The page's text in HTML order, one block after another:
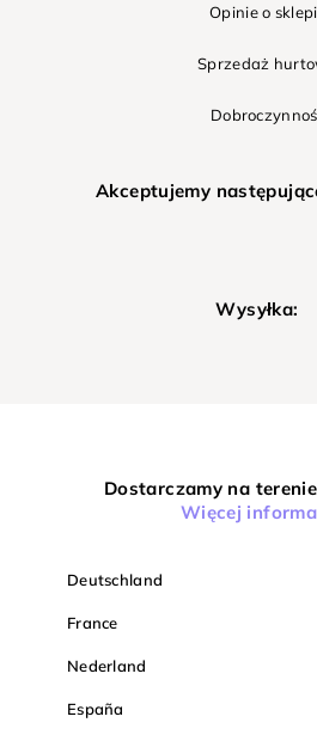
Opinie o
Sprzedaż
Akceptujemy
Wysyłka:
Dostarczamy na
Więcej
Deutschland
France
Nederland
España